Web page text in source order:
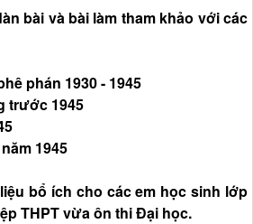
bài và bài làm tham khảo với các
phán 1930 - 1945
trước 1945
1945
bổ ích cho các em học sinh lớp
THPT vừa ôn thi Đại học.